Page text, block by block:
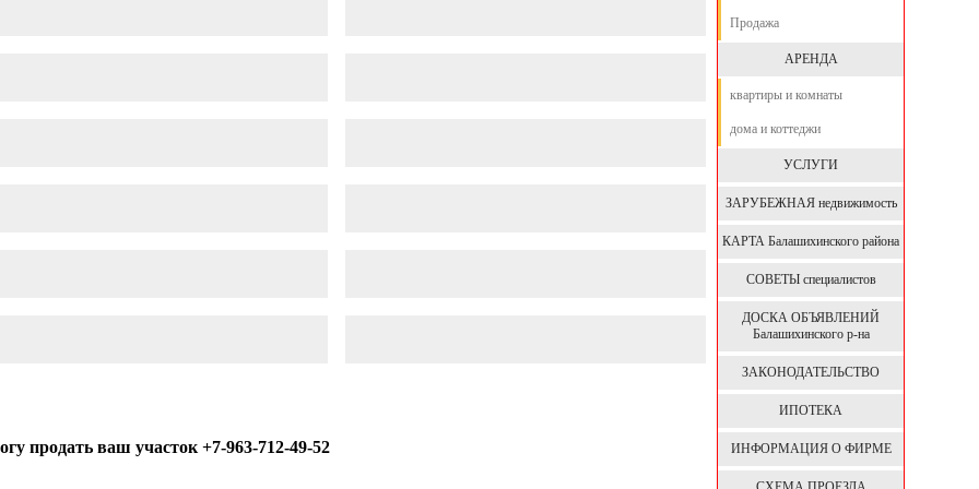
продать ваш участок +7-963-712-49-52
Продажа
АРЕНДА
квартиры и комнаты
дома и коттеджи
УСЛУГИ
ЗАРУБЕЖНАЯ недвижимость
КАРТА Балашихинского района
СОВЕТЫ специалистов
ДОСКА ОБЪЯВЛЕНИЙ
Балашихинского р-на
ЗАКОНОДАТЕЛЬСТВО
ИПОТЕКА
ИНФОРМАЦИЯ О ФИРМЕ